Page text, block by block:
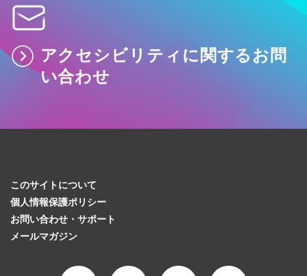
アクセシビリティに関するお問
い合わせ
このサイトについて
個人情報保護ポリシー
お問い合わせ・サポート
メールマガジン